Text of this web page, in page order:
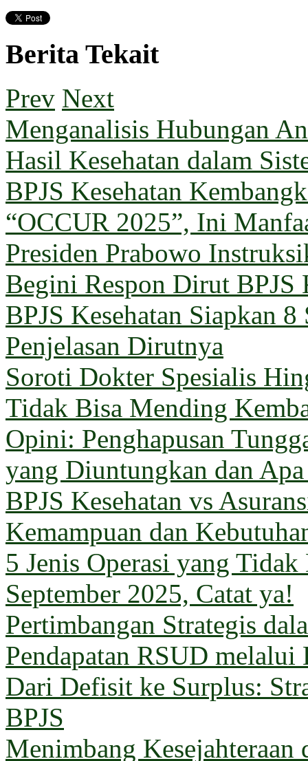
Berita Tekait
Prev Next
Menganalisis Hubungan
Hasil Kesehatan dalam
BPJS Kesehatan
“OCCUR 2025”, Ini
Presiden Prabowo
Begini Respon Dirut BPJS
BPJS Kesehatan Siapkan
Penjelasan Dirutnya
Soroti Dokter Spesialis
Tidak Bisa Mending
Opini: Penghapusan
yang Diuntungkan dan
BPJS Kesehatan vs
Kemampuan dan
5 Jenis Operasi yang
September 2025, Catat ya!
Pertimbangan Strategis
Pendapatan RSUD melalui
Dari Defisit ke Surplus:
BPJS
Menimbang Kesejahteraan